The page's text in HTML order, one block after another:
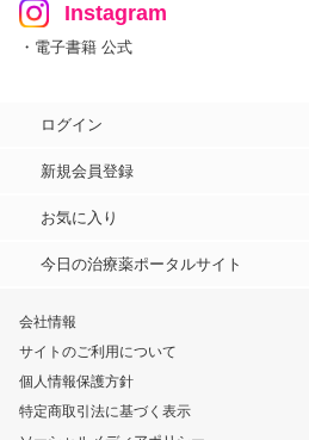
Instagram
・電子書籍 公式
ログイン
新規会員登録
お気に入り
今日の治療薬ポータルサイト
会社情報
サイトのご利用について
個人情報保護方針
特定商取引法に基づく表示